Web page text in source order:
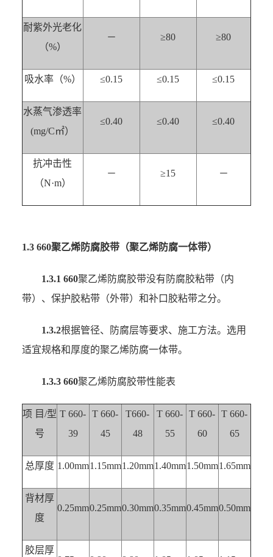
耐紫外光老化
（%）
－ ≥80 ≥80
吸水率（%） ≤0.15 ≤0.15 ≤0.15
水蒸气渗透率
(mg/C㎡）
≤0.40 ≤0.40 ≤0.40
抗冲击性
（N·m）
－ ≥15 －
1.3 660聚乙烯防腐胶带（聚乙烯防腐一体带）
1.3.1 660聚乙烯防腐胶带没有防腐胶粘带（内
带）、保护胶粘带（外带）和补口胶粘带之分。
1.3.2根据管径、防腐层等要求、施工方法。选用
适宜规格和厚度的聚乙烯防腐一体带。
1.3.3 660聚乙烯防腐胶带性能表
项 目/型
号
T 660-
39
T 660-
45
T660-
48
T 660-
55
T 660-
60
T 660-
65
总厚度 1.00mm1.15mm1.20mm1.40mm1.50mm1.65mm
背材厚
度
0.25mm0.25mm0.30mm0.35mm0.45mm0.50mm
胶层厚